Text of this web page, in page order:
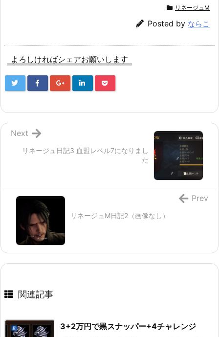
リネージュM
Posted by ならこ
よろしければシェアお願いします
リネージュ日記3 血盟レベル7になりまし
た
Next
リネージュM日記2（画像なし）
Prev
関連記事
3+2万円で黒スナッパー+4チャレンジ